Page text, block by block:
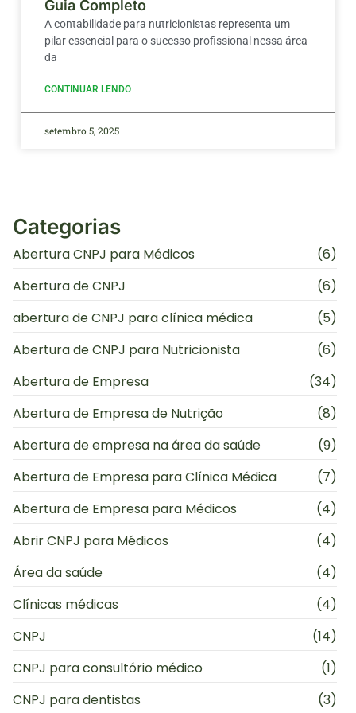
Guia Completo
A contabilidade para nutricionistas representa um
pilar essencial para o sucesso profissional nessa área
da
CONTINUAR LENDO
setembro 5, 2025
Categorias
Abertura CNPJ para Médicos
(6)
Abertura de CNPJ
(6)
abertura de CNPJ para clínica médica
(5)
Abertura de CNPJ para Nutricionista
(6)
Abertura de Empresa
(34)
Abertura de Empresa de Nutrição
(8)
Abertura de empresa na área da saúde
(9)
Abertura de Empresa para Clínica Médica
(7)
Abertura de Empresa para Médicos
(4)
Abrir CNPJ para Médicos
(4)
Área da saúde
(4)
Clínicas médicas
(4)
CNPJ
(14)
CNPJ para consultório médico
(1)
CNPJ para dentistas
(3)